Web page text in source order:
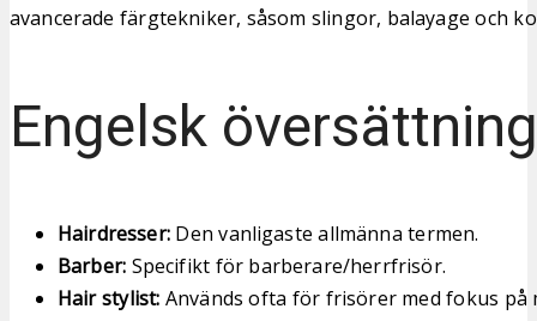
avancerade färgtekniker, såsom slingor, balayage och
Engelsk översättning
Hairdresser:Den vanligaste allmänna termen.
Barber: Specifikt för barberare/herrfrisör.
Hair stylist: Används ofta för frisörer med fokus på